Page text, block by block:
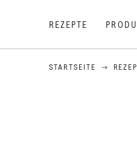
REZEPTE
STARTSEITE